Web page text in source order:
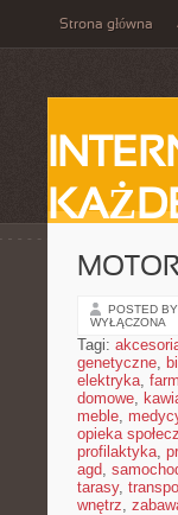
Strona główna
POSTED
WYŁĄCZONA
Tagi:
genetyczne,
elektryka,
domowe,
meble,
opieka
profilaktyka,
agd,
tarasy,
wnętrz,